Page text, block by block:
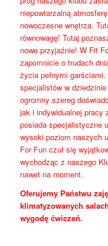
niepowtarzalną
nowoczesne wnętrza.
równowagę! Tutaj
nowe przyjaźnie! W Fit
zapomnicie o trudach
życia pełnymi
specjalistów w
ogromny szereg
jak i indywidualnej pracy
posiada specjalistyczne
wysoki poziom naszych
For Fun czuł się
wychodząc z naszego
nawet na moment.
Oferujemy Państwu
klimatyzowanych
wygodę ćwiczeń.